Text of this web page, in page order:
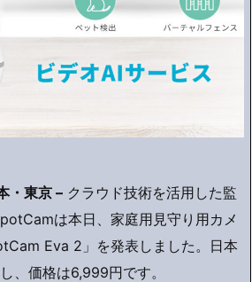
・東京 – クラウド技術を活用した監
は本日、家庭用見守り用カメ
Eva 2」を発表しました。日本
、価格は6,999円です。